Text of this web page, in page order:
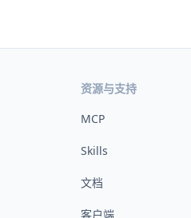
资源与支持
MCP
Skills
文档
客户端